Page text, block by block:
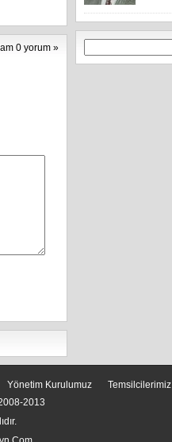
0 yorum » Arama:
Yönetim Kurulumuz Temsilcilerimiz
2013